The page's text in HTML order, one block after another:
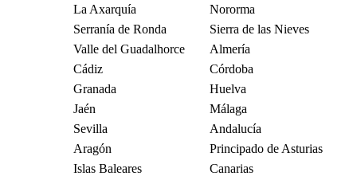
La Axarquía
Nororma
Serranía de Ronda
Sierra de las Nieves
Valle del Guadalhorce
Almería
Cádiz
Córdoba
Granada
Huelva
Jaén
Málaga
Sevilla
Andalucía
Aragón
Principado de Asturias
Islas Baleares
Canarias